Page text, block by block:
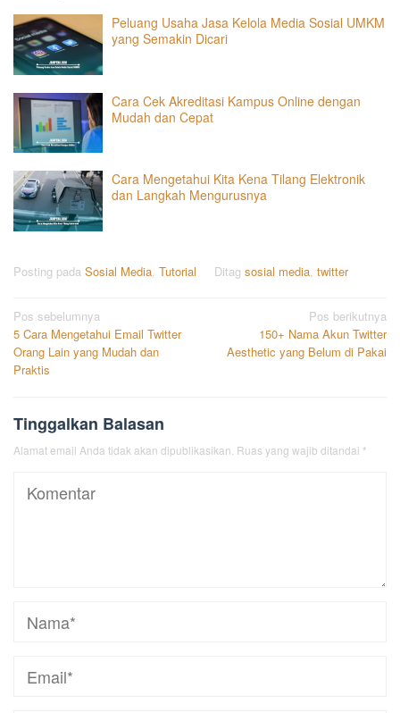
Peluang Usaha Jasa Kelola Media Sosial UMKM
yang Semakin Dicari
Cara Cek Akreditasi Kampus Online dengan
Mudah dan Cepat
Cara Mengetahui Kita Kena Tilang Elektronik
dan Langkah Mengurusnya
Posting pada Sosial Media Tutorial Ditag sosial media twitter
Navigasi
pos
Pos sebelumnya
5 Cara Mengetahui Email Twitter
Orang Lain yang Mudah dan
Praktis
Pos berikutnya
150+ Nama Akun Twitter
Aesthetic yang Belum di Pakai
Tinggalkan Balasan
Alamat email Anda tidak akan dipublikasikan. Ruas yang wajib ditandai *